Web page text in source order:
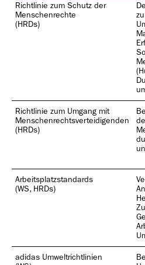
Richtlinie zum Schutz der
Menschenrechte
(HRDs)
Richtlinie zum Umgang mit
Menschenrechtsverteidigenden
(HRDs)
Arbeitsplatzstandards
(WS, HRDs)
adidas Umweltrichtlinien